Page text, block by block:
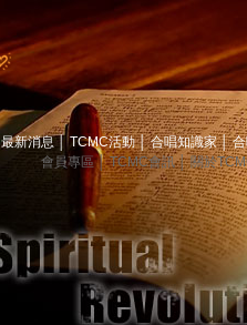
最新消息 TCMC活動│ 合唱知識家│
會員專區│ TCMC會訊│ 關於